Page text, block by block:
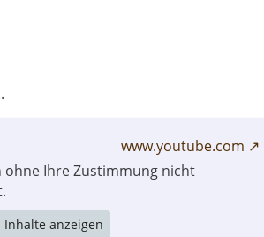
www.youtube.com
ohne Ihre Zustimmung nicht
anzeigen